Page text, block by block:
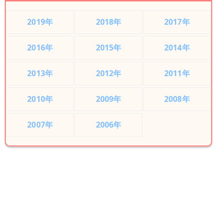
2019年 2018年 2017年
2016年 2015年 2014年
2013年 2012年 2011年
2010年 2009年 2008年
2007年 2006年